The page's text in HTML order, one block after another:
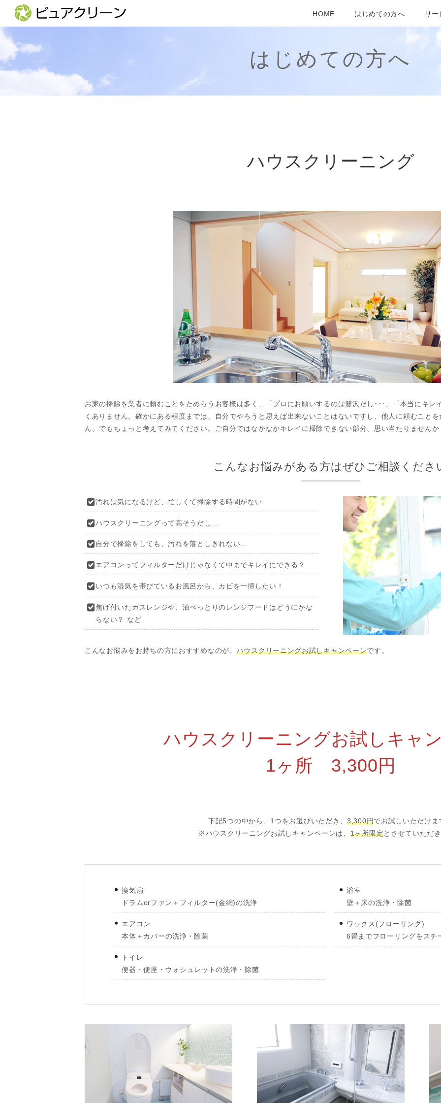
HOME はじめての方へ サー
はじめての方へ
ハウスクリーニング
お家の掃除を業者に頼むことをためらうお客様は多く、「プロにお願いするのは贅沢だし･･･」「本当にキレ
くありません。確かにある程度までは、自分でやろうと思えば出来ないことはないですし、他人に頼むこと
ん。でもちょっと考えてみてください。ご自分ではなかなかキレイに掃除できない部分、思い当たりませんか
こんなお悩みがある方はぜひご相談くださ
汚れは気になるけど、忙しくて掃除する時間がない
ハウスクリーニングって高そうだし…
自分で掃除をしても、汚れを落としきれない…
エアコンってフィルターだけじゃなくて中までキレイにできる？
いつも湿気を帯びているお風呂から、カビを一掃したい！
焦げ付いたガスレンジや、油べっとりのレンジフードはどうにかな
らない？ など
こんなお悩みをお持ちの方におすすめなのが、 ハウスクリーニングお試しキャンペーンです。
ハウスクリーニングお試しキャ
1ヶ所 3,300円
下記5つの中から、1つをお選びいただき、3,300円でお試しいただけま
※ハウスクリーニングお試しキャンペーンは、 1ヶ所限定とさせていただ
換気扇
ドラムorファン＋フィルター(金網)の洗浄
浴室
壁＋床の洗浄・除菌
エアコン
本体＋カバーの洗浄・除菌
ワックス(フローリング)
6畳までフローリングをスチ
トイレ
便器・便座・ウォシュレットの洗浄・除菌